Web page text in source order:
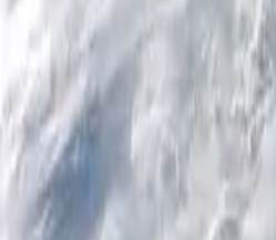
Personale
Azienda